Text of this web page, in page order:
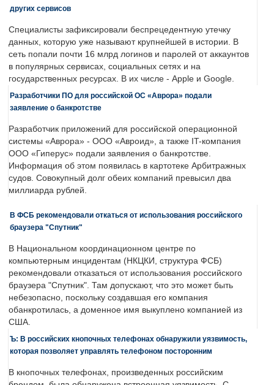
других сервисов
Специалисты зафиксировали беспрецедентную утечку
данных, которую уже называют крупнейшей в истории. В
сеть попали почти 16 млрд логинов и паролей от аккаунтов
в популярных сервисах, социальных сетях и на
государственных ресурсах. В их числе - Apple и Google.
Разработчики ПО для российской ОС «Аврора» подали
заявление о банкротстве
Разработчик приложений для российской операционной
системы «Аврора» - ООО «Авроид», а также IT-компания
ООО «Гиперус» подали заявления о банкротстве.
Информация об этом появилась в картотеке Арбитражных
судов. Совокупный долг обеих компаний превысил два
миллиарда рублей.
В ФСБ рекомендовали откаться от использования российского
браузера "Спутник"
В Национальном координационном центре по
компьютерным инцидентам (НКЦКИ, структура ФСБ)
рекомендовали отказаться от использования российского
браузера "Спутник". Там допускают, что это может быть
небезопасно, поскольку создавшая его компания
обанкротилась, а доменное имя выкуплено компанией из
США.
Ъ: В российских кнопочных телефонах обнаружили уязвимость,
которая позволяет управлять телефоном посторонним
В кнопочных телефонах, произведенных российским